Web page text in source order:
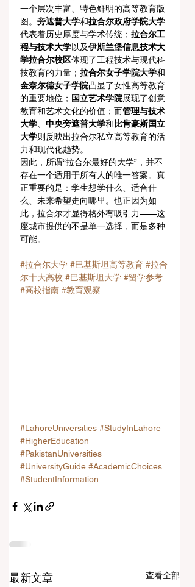
一个层次丰富、特色鲜明的高等教育版
图。 旁遮普大学和拉合尔政府学院大学
代表着历史厚度与学术传统； 拉合尔工
程与技术大学以及伊斯兰堡信息技术大
学拉合尔校区体现了工程技术与现代科
技教育的力量； 拉合尔女子学院大学和
金奈尔德女子学院凸显了女性高等教育
的重要地位； 国立艺术学院展现了创意
教育和艺术文化的价值；而管理与技术
大学
中央旁遮普大学和 比肯豪斯国立
大学则反映出拉合尔私立高等教育的活
力和现代化趋势。
因此，所谓“拉合尔最好的大学”，并不
存在一个适用于所有人的唯一答案。真
正重要的是：学生想学什么、适合什
么、未来希望走向哪里。也正因为如
此，拉合尔才显得格外有吸引力——这
座城市提供的不是单一选择，而是多种
可能。
#拉合尔大学 #巴基斯坦高等教育 #拉合
尔十大高校 #巴基斯坦大学 #留学参考
#高校指南 #教育观察
#LahoreUniversities #StudyInLahore
#HigherEducation
#PakistanUniversities
#UniversityGuide #AcademicChoices
#StudentInformation
最新文章 查看全部